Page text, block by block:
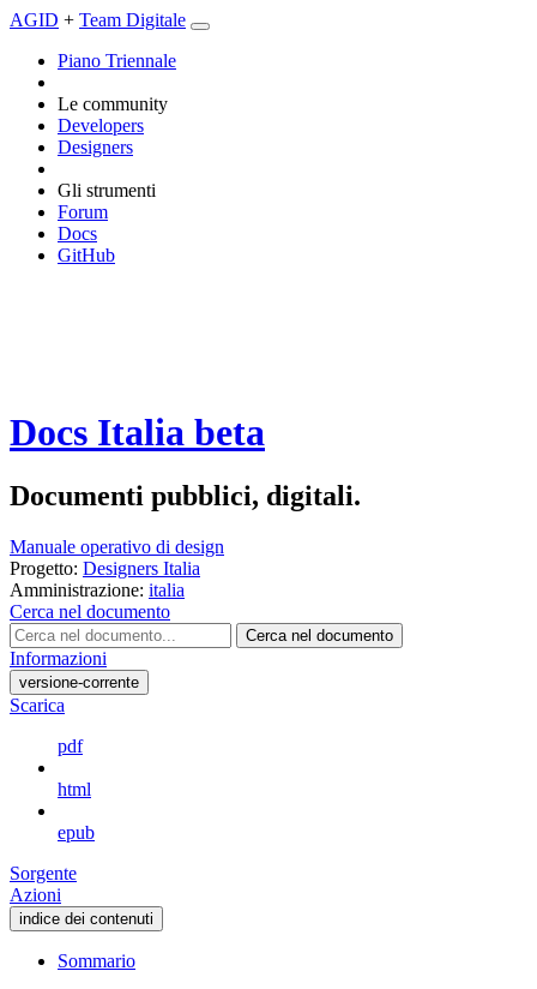
AGID + Team Digitale
Piano Triennale
Le community
Developers
Designers
Gli strumenti
Forum
Docs
GitHub
Docs Italia beta
Documenti pubblici, digitali.
Manuale operativo di design
Progetto: Designers Italia
Amministrazione: italia
Cerca nel documento
Cerca nel documento
Informazioni
versione-corrente
Scarica
pdf
html
epub
Sorgente
Azioni
indice dei contenuti
Sommario